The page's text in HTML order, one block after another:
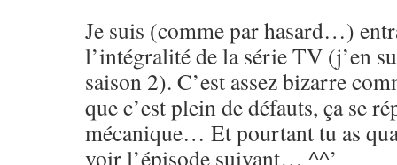
Je suis (comme par hasard…)
l’intégralité de la série TV (j’en
saison 2). C’est assez bizarre
que c’est plein de défauts, ça se
mécanique… Et pourtant tu as
voir l’épisode suivant… ^^’